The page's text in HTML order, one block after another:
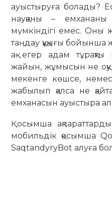
ауыстыруға болады?
науқаны –
мүмкіндігі емес. Оны
таңдау құқығы
ақ егер адам
жайын, жұмысын не
мекенге көшсе,
жабылып қалса не
емханасын ауыстыра
Қосымша ақпараттарды
мобильдік қосымша
SaqtandyryBot алуға